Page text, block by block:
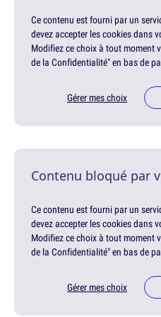
Ce contenu est fourni par un
devez accepter les cookies dans
Modifiez ce choix à tout moment
de la Confidentialité" en bas de
Gérer mes choix
Contenu bloqué par
Ce contenu est fourni par un
devez accepter les cookies dans
Modifiez ce choix à tout moment
de la Confidentialité" en bas de
Gérer mes choix